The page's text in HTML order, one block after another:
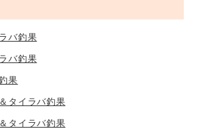
バ釣果
バ釣果
果
タイラバ釣果
タイラバ釣果